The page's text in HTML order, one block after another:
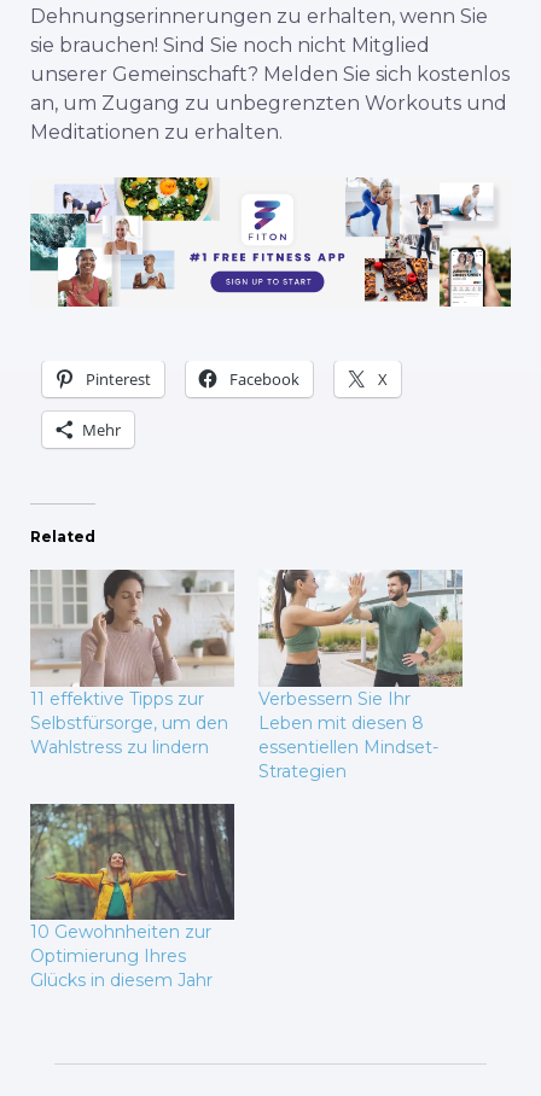
Dehnungserinnerungen zu erhalten, wenn Sie
sie brauchen! Sind Sie noch nicht Mitglied
unserer Gemeinschaft? Melden Sie sich kostenlos
an, um Zugang zu unbegrenzten Workouts und
Meditationen zu erhalten.
Pinterest Facebook X
Mehr
Related
11 effektive Tipps zur
Selbstfürsorge, um den
Wahlstress zu lindern
Verbessern Sie Ihr
Leben mit diesen 8
essentiellen Mindset-
Strategien
10 Gewohnheiten zur
Optimierung Ihres
Glücks in diesem Jahr